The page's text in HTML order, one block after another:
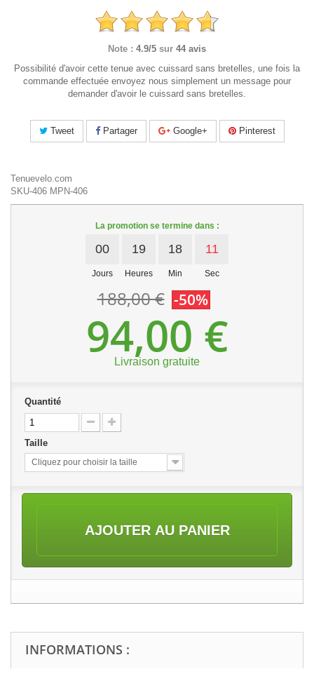
Note : 4.9/5 sur 44 avis
Possibilité d'avoir cette tenue avec cuissard sans bretelles, une fois la
commande effectuée envoyez nous simplement un message pour
demander d'avoir le cuissard sans bretelles.
Tweet Partager Google+ Pinterest
Tenuevelo.com
SKU-406 MPN-406
La promotion se termine dans :
00
Jours
19
Heures
18
Min
11
Sec
188,00 € -50%
94,00 €
Livraison gratuite
Quantité
Taille
Cliquez pour choisir la taille
AJOUTER AU PANIER
INFORMATIONS :